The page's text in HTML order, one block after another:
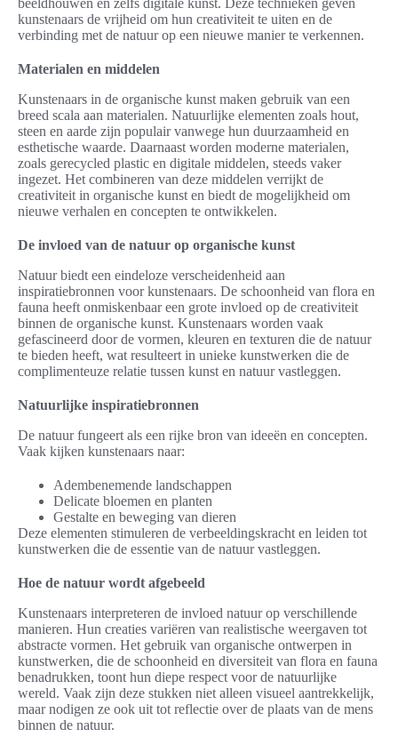
beeldhouwen en zelfs digitale kunst. Deze technieken geven
kunstenaars de vrijheid om hun creativiteit te uiten en de
verbinding met de natuur op een nieuwe manier te verkennen.
Materialen en middelen
Kunstenaars in de organische kunst maken gebruik van een
breed scala aan materialen. Natuurlijke elementen zoals hout,
steen en aarde zijn populair vanwege hun duurzaamheid en
esthetische waarde. Daarnaast worden moderne materialen,
zoals gerecycled plastic en digitale middelen, steeds vaker
ingezet. Het combineren van deze middelen verrijkt de
creativiteit in organische kunst en biedt de mogelijkheid om
nieuwe verhalen en concepten te ontwikkelen.
De invloed van de natuur op organische kunst
Natuur biedt een eindeloze verscheidenheid aan
inspiratiebronnen voor kunstenaars. De schoonheid van flora en
fauna heeft onmiskenbaar een grote invloed op de creativiteit
binnen de organische kunst. Kunstenaars worden vaak
gefascineerd door de vormen, kleuren en texturen die de natuur
te bieden heeft, wat resulteert in unieke kunstwerken die de
complimenteuze relatie tussen kunst en natuur vastleggen.
Natuurlijke inspiratiebronnen
De natuur fungeert als een rijke bron van ideeën en concepten.
Vaak kijken kunstenaars naar:
Adembenemende landschappen
Delicate bloemen en planten
Gestalte en beweging van dieren
Deze elementen stimuleren de verbeeldingskracht en leiden tot
kunstwerken die de essentie van de natuur vastleggen.
Hoe de natuur wordt afgebeeld
Kunstenaars interpreteren de invloed natuur op verschillende
manieren. Hun creaties variëren van realistische weergaven tot
abstracte vormen. Het gebruik van organische ontwerpen in
kunstwerken, die de schoonheid en diversiteit van flora en fauna
benadrukken, toont hun diepe respect voor de natuurlijke
wereld. Vaak zijn deze stukken niet alleen visueel aantrekkelijk,
maar nodigen ze ook uit tot reflectie over de plaats van de mens
binnen de natuur.